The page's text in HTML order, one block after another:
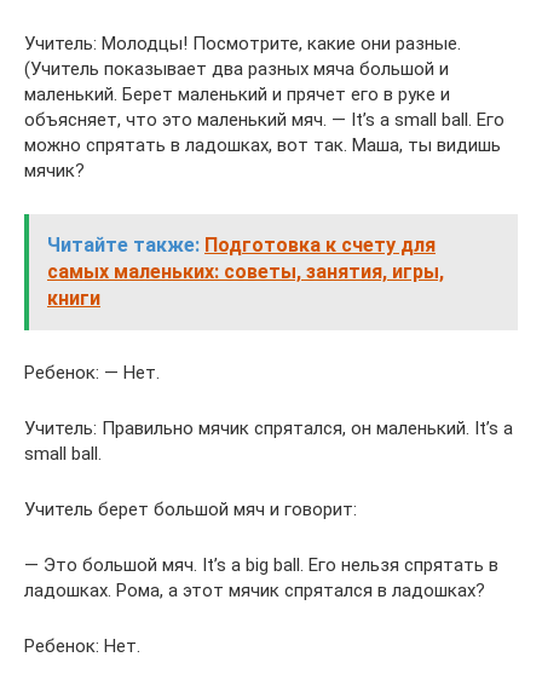
Учитель: Молодцы! Посмотрите, какие они разные.
(Учитель показывает два разных мяча большой и
маленький. Берет маленький и прячет его в руке и
объясняет, что это маленький мяч. — It’s a small ball. Его
можно спрятать в ладошках, вот так. Маша, ты видишь
мячик?
Читайте также: Подготовка к счету для
самых маленьких: советы, занятия, игры,
книги
Ребенок: — Нет.
Учитель: Правильно мячик спрятался, он маленький. It’s a
small ball.
Учитель берет большой мяч и говорит:
— Это большой мяч. It’s a big ball. Его нельзя спрятать в
ладошках. Рома, а этот мячик спрятался в ладошках?
Ребенок: Нет.